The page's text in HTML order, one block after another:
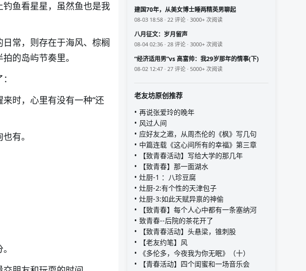
鱼看星星，虽然鱼也是我
常，则存在于海风、棕榈
的岛屿节奏里。
时，心里有没有一种“还
有。
建国70年，从美女博士睡两精英男聊起
08-03 18:58 · 22 评论 · 3000+ 次阅读
八月征文：岁月留声
08-04 02:36 · 28 评论 · 3000+ 次阅读
“经济适用男”vs 高富帅：我29岁那年的情事(下)
08-02 12:47 · 27 评论 · 5000+ 次阅读
老友坊原创推荐
再说张爱玲的晚年
风过人间
应好友之邀，从周杰伦的《枫》写几句
中篇连载《这心间所有的幸福》第三章
【致青春活动】写给大学的那几年
【致青春】那一面湖水
灶厨-1 ：八珍豆腐
灶厨-2:有个性的天津包子
灶厨-3:如此天赋异禀的神偷
【致青春】每个人心中都有一条塞纳河
致青春--后院的茶花开了
【致青春活动】头悬梁，锥刺股
【老友约笔】风
《多伦多，今夜我为你无眠》（十）
【青春活动】四个闺蜜和一场音乐会